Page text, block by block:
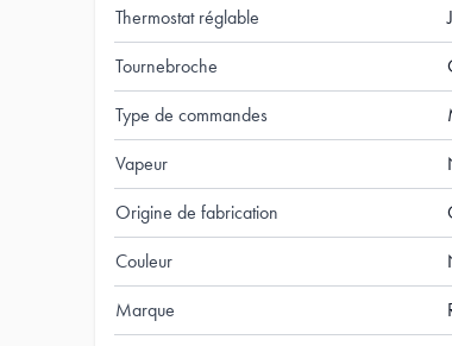
Thermostat réglable
Tournebroche
Type de commandes
Vapeur
Origine de fabrication
Couleur
Marque